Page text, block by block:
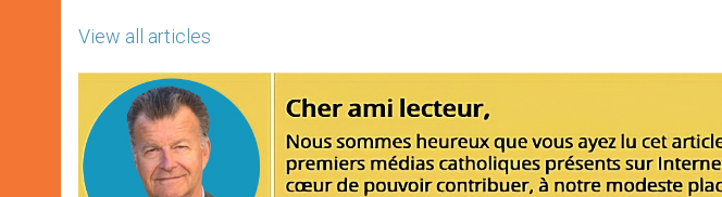
View all articles